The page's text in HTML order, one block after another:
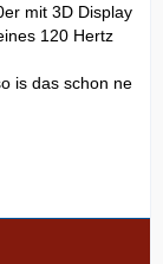
mit 3D Display
120 Hertz
is das schon ne